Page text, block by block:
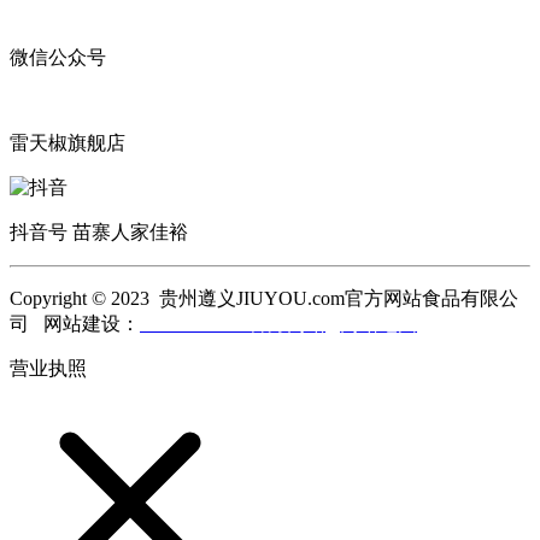
微信公众号
雷天椒旗舰店
抖音号 苗寨人家佳裕
Copyright © 2023 贵州遵义JIUYOU.com官方网站食品有限公
司 网站建设：
营业执照